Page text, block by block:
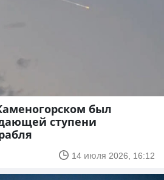
был
ступени
14 июля 2026, 16:12